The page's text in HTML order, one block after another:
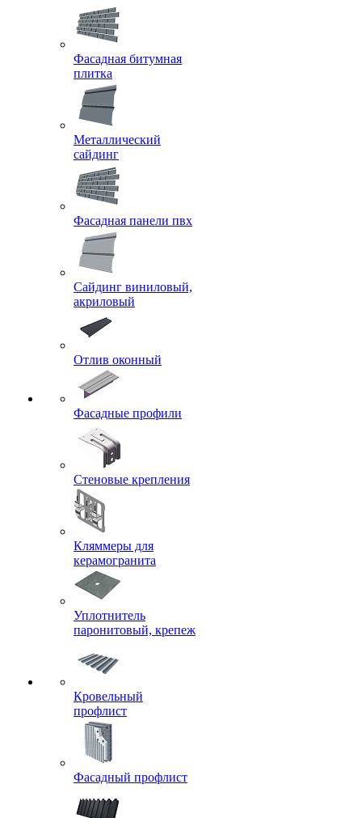
Фасадная битумная
плитка
Металлический
сайдинг
Фасадная панели пвх
Сайдинг виниловый,
акриловый
Отлив оконный
Фасадные профили
Стеновые крепления
Кляммеры для
керамогранита
Уплотнитель
паронитовый, крепеж
Кровельный
профлист
Фасадный профлист